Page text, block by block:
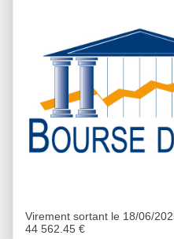
Virement sortant le 18/06/
44 562.45 €